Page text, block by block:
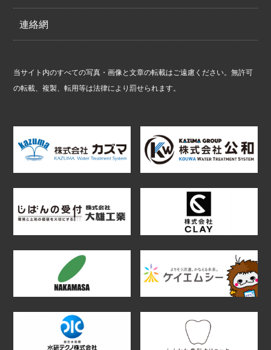
連絡網
当サイト内のすべての写真・画像と文章の転載はご遠慮ください。無許可
の転載、複製、転用等は法律により罰せられます。